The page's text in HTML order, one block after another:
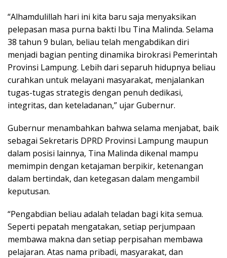
“Alhamdulillah hari ini kita baru saja menyaksikan
pelepasan masa purna bakti Ibu Tina Malinda. Selama
38 tahun 9 bulan, beliau telah mengabdikan diri
menjadi bagian penting dinamika birokrasi Pemerintah
Provinsi Lampung. Lebih dari separuh hidupnya beliau
curahkan untuk melayani masyarakat, menjalankan
tugas-tugas strategis dengan penuh dedikasi,
integritas, dan keteladanan,” ujar Gubernur.
Gubernur menambahkan bahwa selama menjabat, baik
sebagai Sekretaris DPRD Provinsi Lampung maupun
dalam posisi lainnya, Tina Malinda dikenal mampu
memimpin dengan ketajaman berpikir, ketenangan
dalam bertindak, dan ketegasan dalam mengambil
keputusan.
“Pengabdian beliau adalah teladan bagi kita semua.
Seperti pepatah mengatakan, setiap perjumpaan
membawa makna dan setiap perpisahan membawa
pelajaran. Atas nama pribadi, masyarakat, dan